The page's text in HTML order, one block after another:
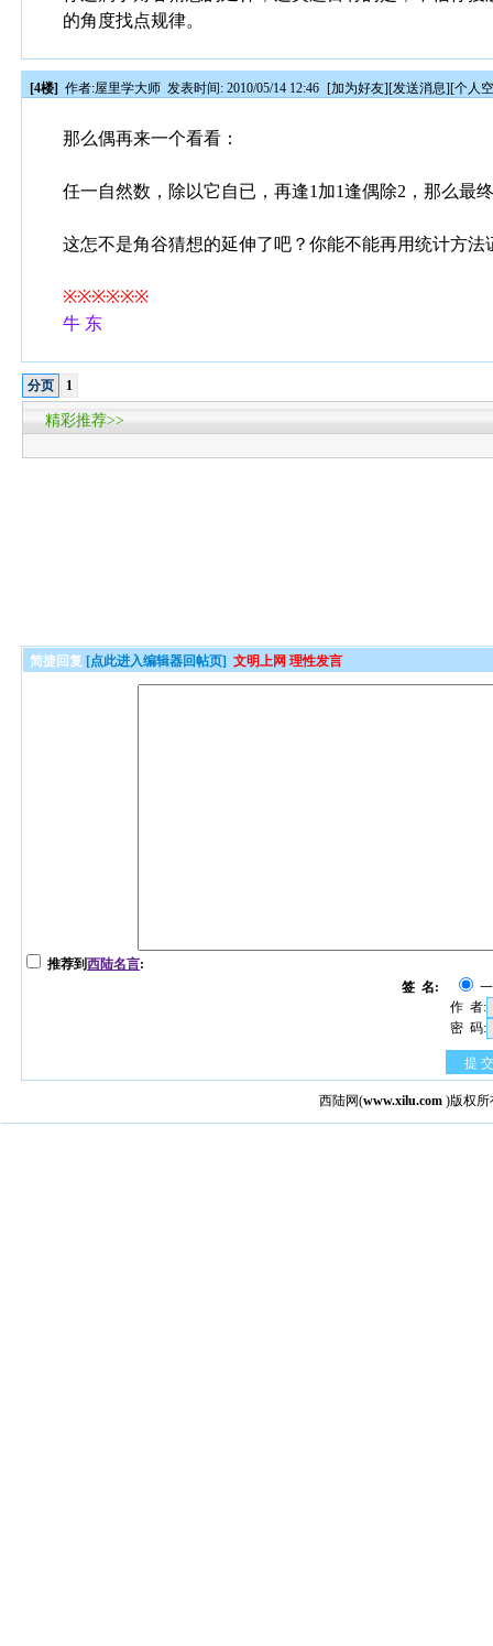
的角度找点规律。
[4楼] 作者:屋里学大师 发表时间: 2010/05/14 12:46 [加为好友][发送消息][个人
那么偶再来一个看看：
任一自然数，除以它自已，再逢1加1逢偶除2，那么最
这怎不是角谷猜想的延伸了吧？你能不能再用统计方
※※※※※※
牛 东
分页 1
精彩推荐>>
简捷回复 [点此进入编辑器回帖页] 文明上网 理性发言
推荐到西陆名言:
签 名:
作 者:
密 码:
提 交
西陆网(www.xilu.com )版权